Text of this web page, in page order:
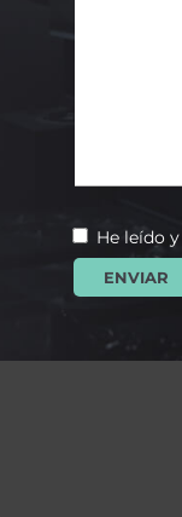
He leído